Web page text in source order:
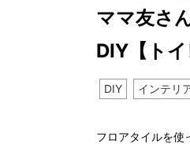
ママ友さ
DIY【トイ
DIY インテリ
フロアタイルを使